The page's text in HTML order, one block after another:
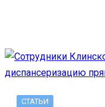
СТАТЬИ